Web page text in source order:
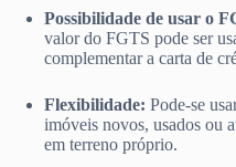
Possibilidade de usar o
valor do FGTS pode ser
complementar a carta de
Flexibilidade: Pode-se
imóveis novos, usados ou
em terreno próprio.